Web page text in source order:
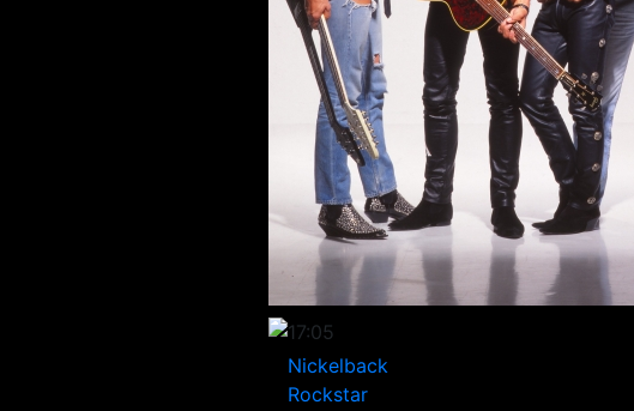
17:05
Nickelback
Rockstar